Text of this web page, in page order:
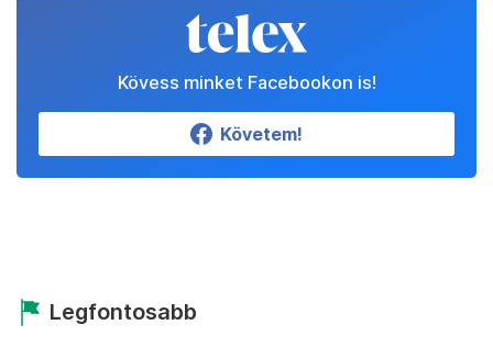
Kövess minket Facebookon is!
Követem!
Legfontosabb